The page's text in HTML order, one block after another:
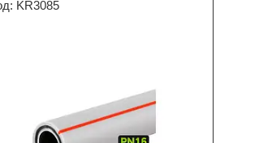
KR3085